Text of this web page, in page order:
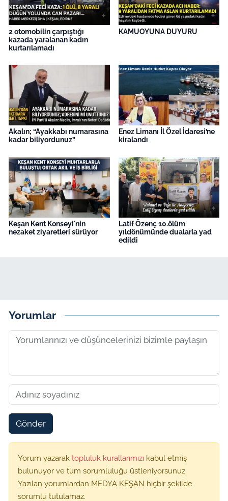
2 otomobilin çarpıştığı
kazada yaralanan kadın
kurtarılamadı
KAMUOYUNA DUYURU
Akalın; “Ayakkabı numarasına
kadar biliyordunuz”
Enez Limanı İl Özel İdaresi’ne
kiralandı
Keşan Kent Konseyi'nin
nezaket ziyaretleri sürüyor
Latif Özenç 10.ölüm
yıldönümünde dualarla yad
edildi
Yorumlar
Gönder
Yorum yazarak topluluk kurallarımızı kabul etmiş
bulunuyor ve tüm sorumluluğu üstleniyorsunuz.
Yazılan yorumlardan MEDYA KEŞAN hiçbir şekilde
sorumlu tutulamaz.